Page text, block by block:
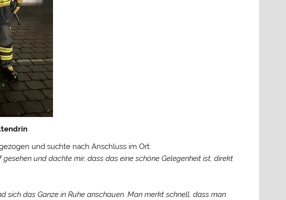
und suchte nach Anschluss im Ort:
und dachte mir, dass das eine schöne Gelegenheit ist, direkt
sich das Ganze in Ruhe anschauen. Man merkt schnell, dass man